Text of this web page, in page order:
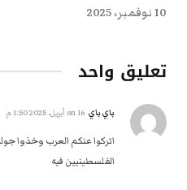
10 نوفمبر، 2025
تعليق واحد
باي باي 16 أبريل، 2025 1:50 م
اتركوا عنكم العرب وخذوا
الفلسطينيين فيه